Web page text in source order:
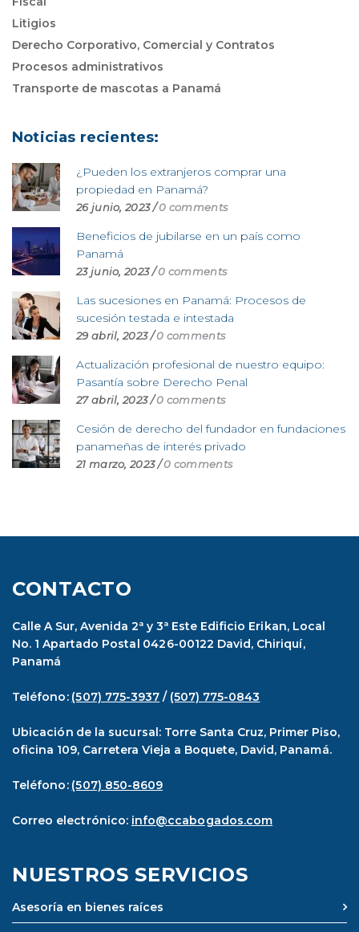
Litigios
Derecho Corporativo, Comercial y Contratos
Procesos administrativos
Transporte de mascotas a Panamá
Noticias recientes:
¿Pueden los extranjeros comprar una
propiedad en Panamá?
26 junio, 2023 /0 comments
Beneficios de jubilarse en un país como
Panamá
23 junio, 2023 /0 comments
Las sucesiones en Panamá: Procesos de
sucesión testada e intestada
29 abril, 2023 /0 comments
Actualización profesional de nuestro equipo:
Pasantía sobre Derecho Penal
27 abril, 2023 /0 comments
Cesión de derecho del fundador en fundaciones
panameñas de interés privado
21 marzo, 2023 /0 comments
CONTACTO
Calle A Sur, Avenida 2ª y 3ª Este Edificio Erikan, Local
No. 1 Apartado Postal 0426-00122 David, Chiriquí,
Panamá
Teléfono: (507) 775-3937 / (507) 775-0843
Ubicación de la sucursal: Torre Santa Cruz, Primer Piso,
oficina 109, Carretera Vieja a Boquete, David, Panamá.
Teléfono: (507) 850-8609
Correo electrónico: info@ccabogados.com
NUESTROS SERVICIOS
Asesoría en bienes raíces